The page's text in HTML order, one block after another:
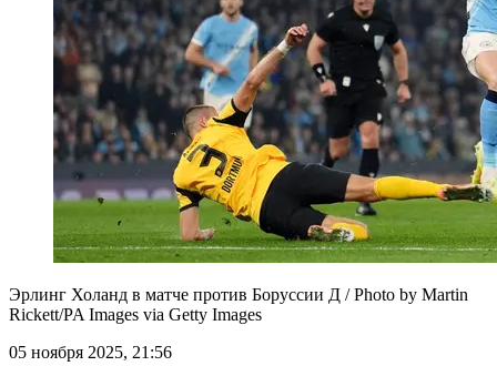
Эрлинг Холанд в матче против Боруссии Д / Photo by Martin
Rickett/PA Images via Getty Images
05 ноября 2025, 21:56